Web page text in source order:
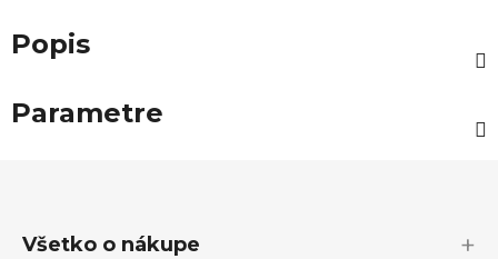
Popis
Parametre
Všetko o nákupe